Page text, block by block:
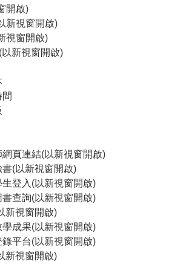
開啟)
新視窗開啟)
視窗開啟)
新視窗開啟)
頁連結(以新視窗開啟)
(以新視窗開啟)
登入(以新視窗開啟)
查詢(以新視窗開啟)
新視窗開啟)
成果(以新視窗開啟)
平台(以新視窗開啟)
新視窗開啟)